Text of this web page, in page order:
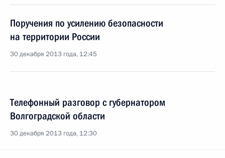
Поручения по усилению безопасности
на территории России
30 декабря 2013 года, 12:45
Телефонный разговор с губернатором
Волгоградской области
30 декабря 2013 года, 12:30